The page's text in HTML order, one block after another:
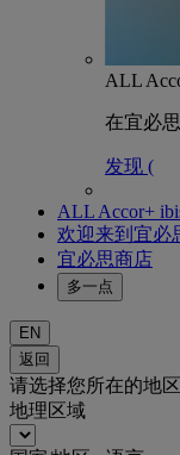
ALL
在宜必
发现 (
ALL Accor+
欢迎来到宜必
宜必思商店
多一点
EN
返回
请选择您所在的地
地理区域